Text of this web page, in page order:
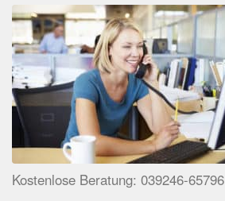
Kostenlose Beratung: 039246-65796